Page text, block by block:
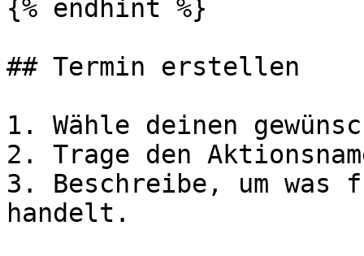
{% endhint %}
## Termin erstellen
1. Wähle deinen
2. Trage den
3. Beschreibe, um
handelt.